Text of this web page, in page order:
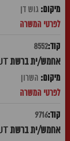
גוש דן
8552
אחמש/ית ברשת SUNGLASS HUT - ביג גלילות
השרון
9716
אחמש/ית ברשת SUNGLASS HUT - נמל תל אביב